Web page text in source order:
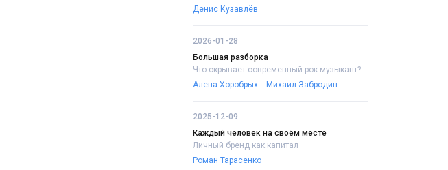
Денис Кузавлёв
2026-01-28
Большая разборка
Что скрывает современный рок-музыкант?
Алена Хоробрых
Михаил Забродин
2025-12-09
Каждый человек на своём месте
Личный бренд как капитал
Роман Тарасенко